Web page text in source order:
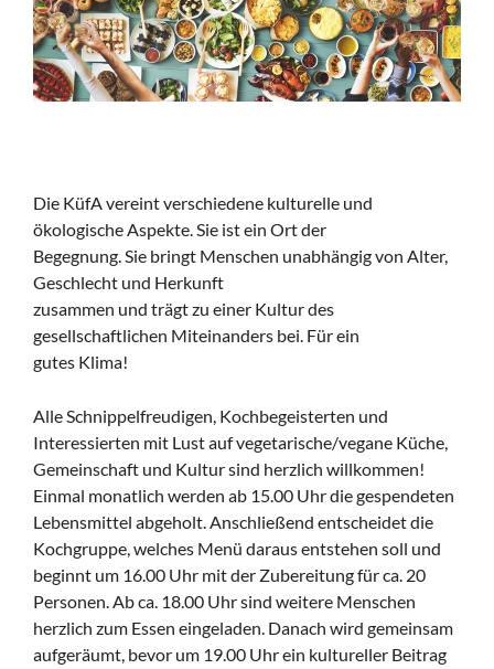
Die KüfA vereint verschiedene kulturelle und
ökologische Aspekte. Sie ist ein Ort der
Begegnung. Sie bringt Menschen unabhängig von Alter,
Geschlecht und Herkunft
zusammen und trägt zu einer Kultur des
gesellschaftlichen Miteinanders bei. Für ein
gutes Klima!
Alle Schnippelfreudigen, Kochbegeisterten und
Interessierten mit Lust auf vegetarische/vegane Küche,
Gemeinschaft und Kultur sind herzlich willkommen!
Einmal monatlich werden ab 15.00 Uhr die gespendeten
Lebensmittel abgeholt. Anschließend entscheidet die
Kochgruppe, welches Menü daraus entstehen soll und
beginnt um 16.00 Uhr mit der Zubereitung für ca. 20
Personen. Ab ca. 18.00 Uhr sind weitere Menschen
herzlich zum Essen eingeladen. Danach wird gemeinsam
aufgeräumt, bevor um 19.00 Uhr ein kultureller Beitrag